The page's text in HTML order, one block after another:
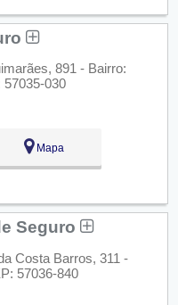
891 - Bairro:
57035-030
Mapa
Seguro
Costa Barros, 311 -
57036-840